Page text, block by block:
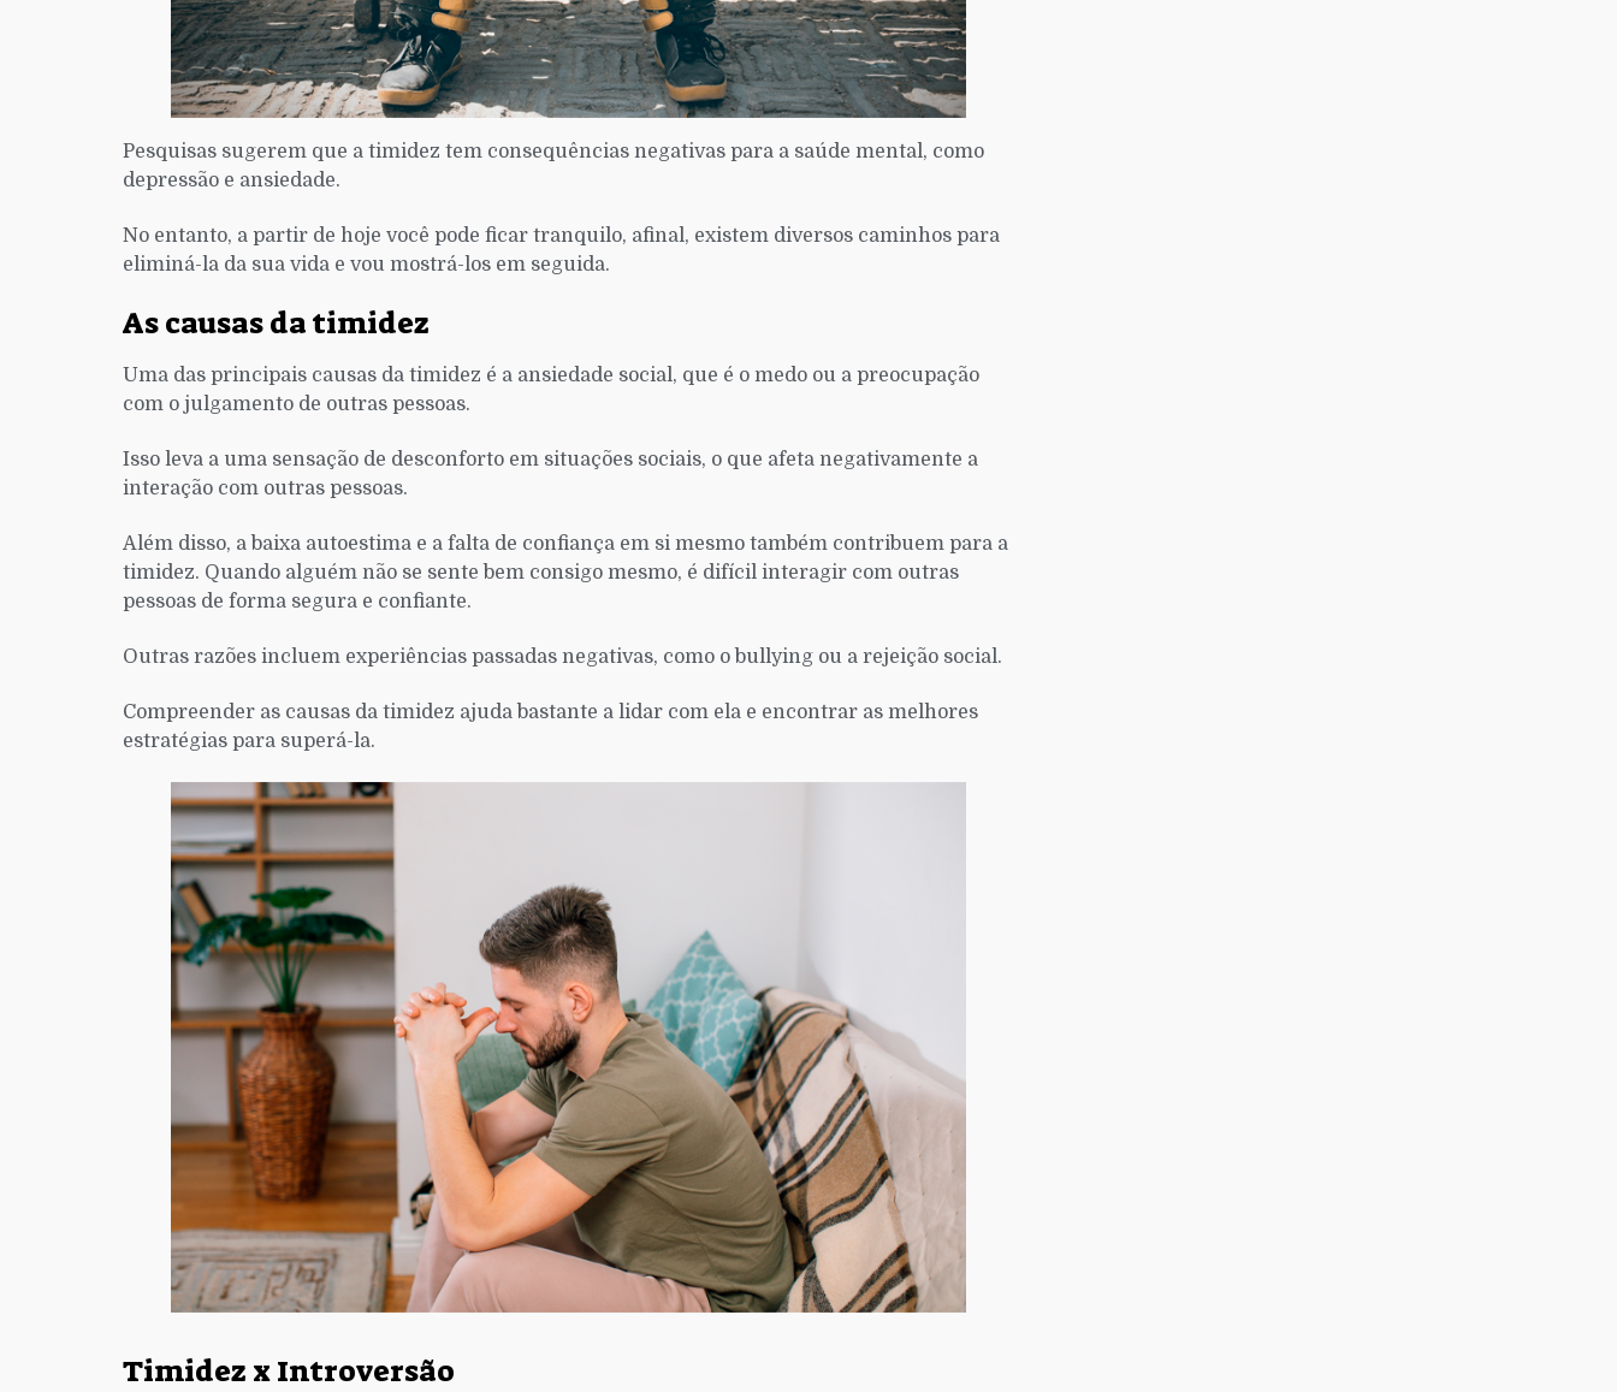
Pesquisas sugerem que a timidez tem consequências negativas para a saúde mental, como
depressão e ansiedade.
No entanto, a partir de hoje você pode ficar tranquilo, afinal, existem diversos caminhos para
eliminá-la da sua vida e vou mostrá-los em seguida.
As causas da timidez
Uma das principais causas da timidez é a ansiedade social, que é o medo ou a preocupação
com o julgamento de outras pessoas.
Isso leva a uma sensação de desconforto em situações sociais, o que afeta negativamente a
interação com outras pessoas.
Além disso, a baixa autoestima e a falta de confiança em si mesmo também contribuem para a
timidez. Quando alguém não se sente bem consigo mesmo, é difícil interagir com outras
pessoas de forma segura e confiante.
Outras razões incluem experiências passadas negativas, como o bullying ou a rejeição social.
Compreender as causas da timidez ajuda bastante a lidar com ela e encontrar as melhores
estratégias para superá-la.
Timidez x Introversão